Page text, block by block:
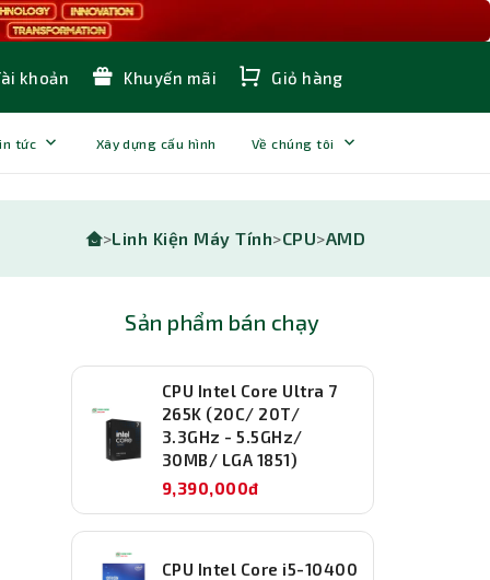
khoản Khuyến mãi Giỏ hàng
tức Xây dựng cấu hình Về chúng tôi
>Linh Kiện Máy Tính>CPU>AMD
Sản phẩm bán chạy
CPU Intel Core Ultra 7
265K (20C/ 20T/
3.3GHz - 5.5GHz/
30MB/ LGA 1851)
9,390,000đ
CPU Intel Core i5-10400